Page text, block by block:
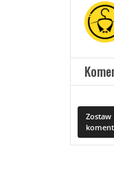
Zostaw